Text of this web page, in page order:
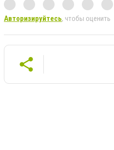
Авторизируйтесь, чтобы оценить